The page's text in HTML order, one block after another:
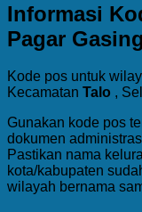
Informasi
Pagar Gasing
Kode pos untuk
Kecamatan Talo ,
Gunakan kode pos
dokumen
Pastikan nama
kota/kabupaten
wilayah bernama